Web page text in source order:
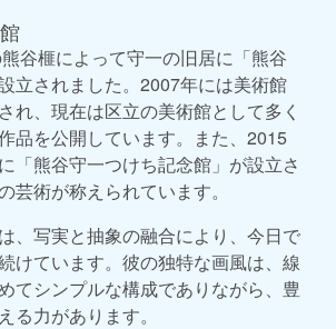
谷榧によって守一の旧居に「熊谷
立されました。2007年には美術館
れ、現在は区立の美術館として多く
品を公開しています。また、2015
「熊谷守一つけち記念館」が設立さ
芸術が称えられています。
、写実と抽象の融合により、今日で
けています。彼の独特な画風は、線
てシンプルな構成でありながら、豊
る力があります。